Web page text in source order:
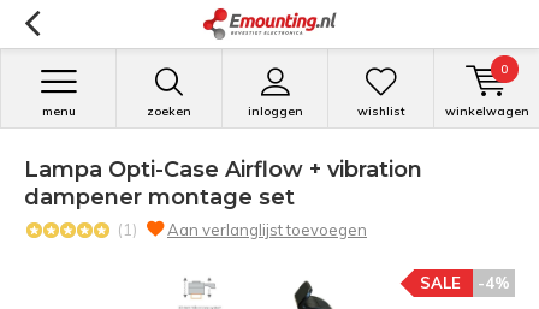
zoeken inloggen
menu wishlist winkelwagen
0
Lampa Opti-Case Airflow + vibration
dampener montage set
(1) Aan verlanglijst toevoegen
-4%
SALE